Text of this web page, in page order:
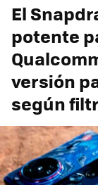
El
potente
versión
según